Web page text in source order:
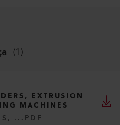
(1)
EXTRUSION
MACHINES
... PDF